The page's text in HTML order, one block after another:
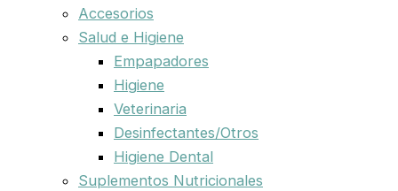
Accesorios
Salud e Higiene
Empapadores
Higiene
Veterinaria
Desinfectantes/Otros
Higiene Dental
Suplementos Nutricionales